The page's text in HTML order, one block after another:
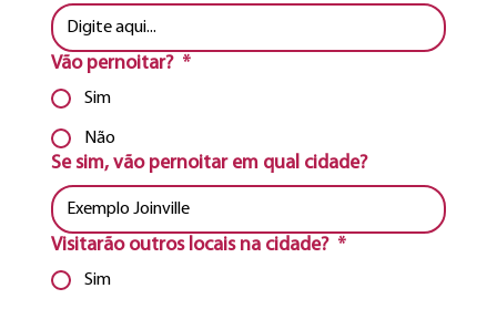
Vão pernoitar? *
Sim
Não
Se sim, vão pernoitar em qual cidade?
Visitarão outros locais na cidade? *
Sim